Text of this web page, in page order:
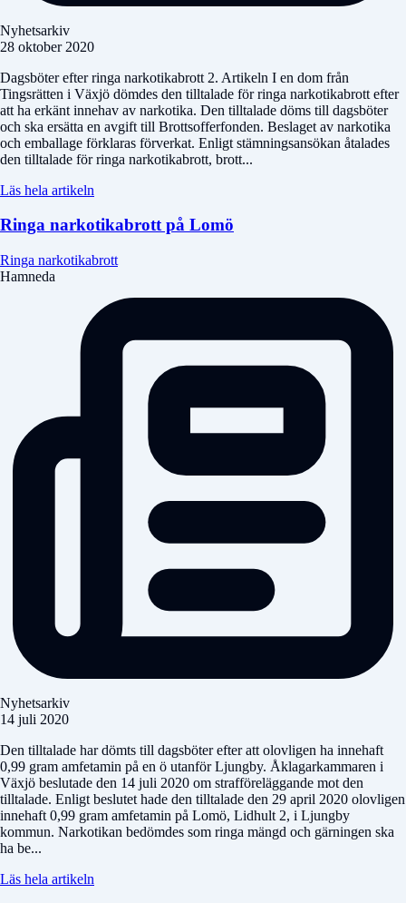
Nyhetsarkiv
28 oktober 2020
Dagsböter efter ringa narkotikabrott 2. Artikeln I en dom från
Tingsrätten i Växjö dömdes den tilltalade för ringa narkotikabrott efter
att ha erkänt innehav av narkotika. Den tilltalade döms till dagsböter
och ska ersätta en avgift till Brottsofferfonden. Beslaget av narkotika
och emballage förklaras förverkat. Enligt stämningsansökan åtalades
den tilltalade för ringa narkotikabrott, brott...
Läs hela artikeln
Ringa narkotikabrott på Lomö
Ringa narkotikabrott
Hamneda
Nyhetsarkiv
14 juli 2020
Den tilltalade har dömts till dagsböter efter att olovligen ha innehaft
0,99 gram amfetamin på en ö utanför Ljungby. Åklagarkammaren i
Växjö beslutade den 14 juli 2020 om strafföreläggande mot den
tilltalade. Enligt beslutet hade den tilltalade den 29 april 2020 olovligen
innehaft 0,99 gram amfetamin på Lomö, Lidhult 2, i Ljungby
kommun. Narkotikan bedömdes som ringa mängd och gärningen ska
ha be...
Läs hela artikeln